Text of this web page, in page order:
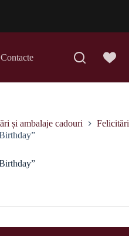
Contacte
și ambalaje cadouri
Felicitări